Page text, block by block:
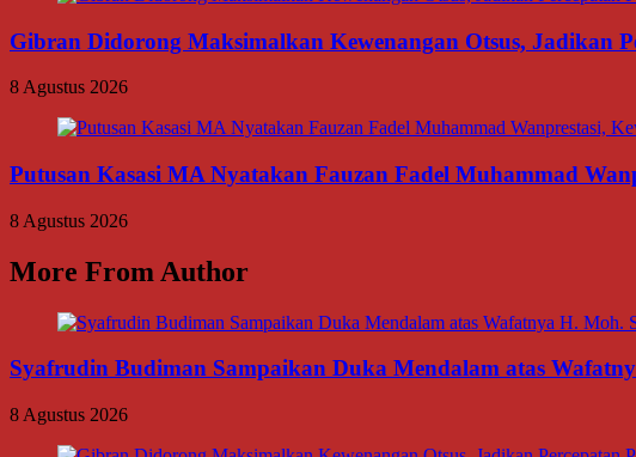
Gibran Didorong Maksimalkan Kewenangan Otsus, Jadikan
8 Agustus 2026
Putusan Kasasi MA Nyatakan Fauzan Fadel Muhammad
8 Agustus 2026
More From Author
Syafrudin Budiman Sampaikan Duka Mendalam atas
8 Agustus 2026